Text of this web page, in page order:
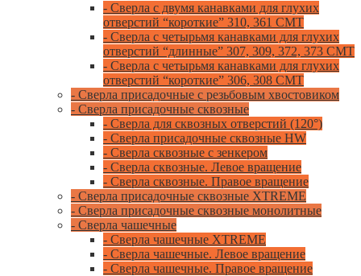
- Сверла с двумя канавками для глухих
отверстий “короткие” 310, 361 CMT
- Сверла с четырьмя канавками для глухих
отверстий “длинные” 307, 309, 372, 373 CMT
- Сверла с четырьмя канавками для глухих
отверстий “короткие” 306, 308 CMT
- Сверла присадочные с резьбовым хвостовиком
- Сверла присадочные сквозные
- Сверла для сквозных отверстий (120°)
- Сверла присадочные сквозные HW
- Сверла сквозные с зенкером
- Сверла сквозные. Левое вращение
- Сверла сквозные. Правое вращение
- Сверла присадочные сквозные XTREME
- Сверла присадочные сквозные монолитные
- Сверла чашечные
- Сверла чашечные XTREME
- Сверла чашечные. Левое вращение
- Сверла чашечные. Правое вращение